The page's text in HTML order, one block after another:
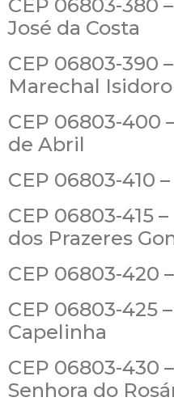
CEP 06803-380
José da Costa
CEP 06803-390
Marechal
CEP 06803-400
de Abril
CEP 06803-410
CEP 06803-415
dos Prazeres
CEP 06803-420
CEP 06803-425
Capelinha
CEP 06803-430
Senhora do